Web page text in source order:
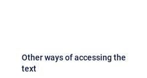
Other ways of accessing the
text